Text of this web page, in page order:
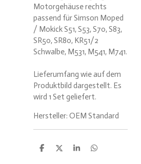
Motorgehäuse rechts
passend für Simson Moped
/ Mokick S51, S53, S70, S83,
SR50, SR80, KR51/2
Schwalbe, M531, M541, M741.
Lieferumfang wie auf dem
Produktbild dargestellt. Es
wird 1 Set geliefert.
Hersteller: OEM Standard
T
T
T
T